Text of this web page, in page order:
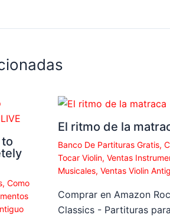
, Como
El ritmo de la
Banco De Partituras Gratis,
Tocar Violin,Ventas
Musicales,Ventas Violin
Comprar en Amazon
Classics - Partituras para